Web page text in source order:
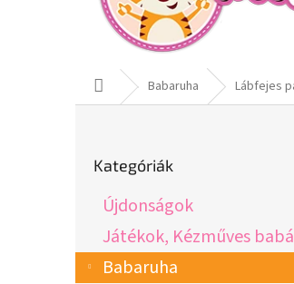
KezdőlapBabaruha Lábfejes
p
átugrása
Kategóriák
Újdonságok
Játékok, Kézműves
Babaruha